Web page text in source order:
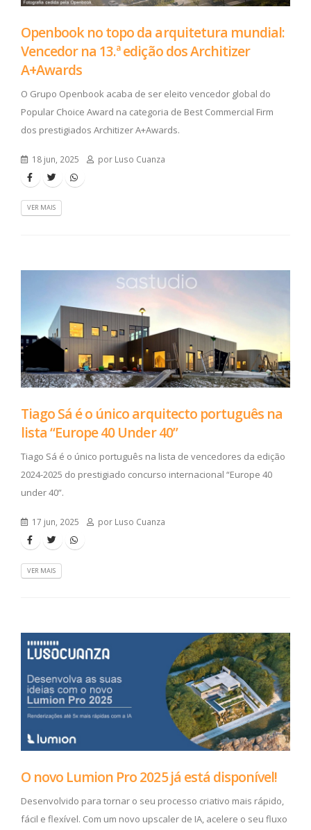
Openbook no topo da arquitetura mundial:
Vencedor na 13.ª edição dos Architizer
A+Awards
O Grupo Openbook acaba de ser eleito vencedor global do
Popular Choice Award na categoria de Best Commercial Firm
dos prestigiados Architizer A+Awards.
18 jun, 2025 por Luso Cuanza
VER MAIS
Tiago Sá é o único arquitecto português na
lista “Europe 40 Under 40”
Tiago Sá é o único português na lista de vencedores da edição
2024-2025 do prestigiado concurso internacional “Europe 40
under 40”.
17 jun, 2025 por Luso Cuanza
VER MAIS
O novo Lumion Pro 2025 já está disponível!
Desenvolvido para tornar o seu processo criativo mais rápido,
fácil e flexível. Com um novo upscaler de IA, acelere o seu fluxo